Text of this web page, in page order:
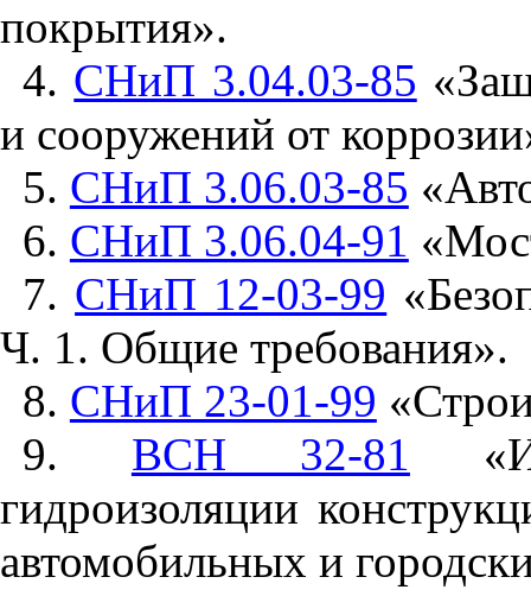
покрытия».
4. СНиП 3.04.03-85
и сооружений от
5. СНиП 3.06.03-85
6. СНиП 3.06.04-91
7. СНиП 12-03-99
Ч. 1. Общие требования».
8. СНиП 23-01-99 «
9. ВСН 32-81
гидроизоляции
автомобильных и